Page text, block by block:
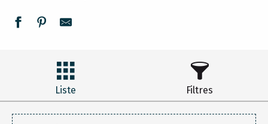
Liste Filtres